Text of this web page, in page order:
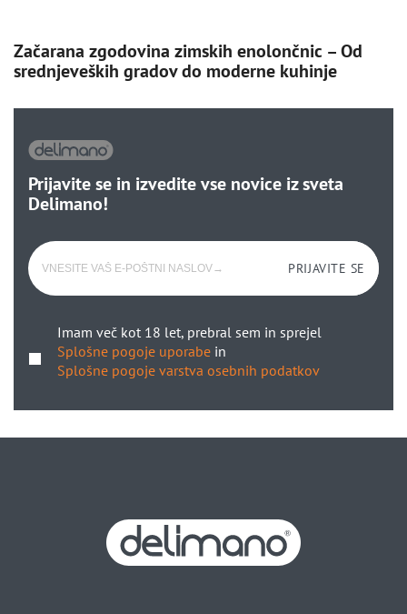
Začarana zgodovina zimskih enolončnic – Od
srednjeveških gradov do moderne kuhinje
Prijavite se in izvedite vse novice iz sveta
Delimano!
PRIJAVITE SE
Imam več kot 18 let, prebral sem in sprejel
Splošne pogoje uporabe in
Splošne pogoje varstva osebnih podatkov